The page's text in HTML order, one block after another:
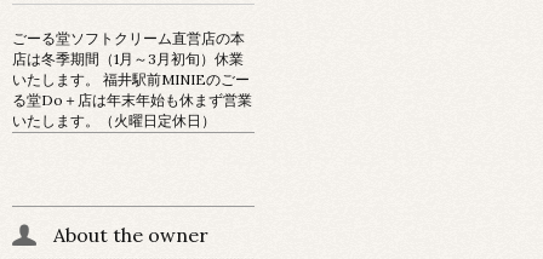
ごーる堂ソフトクリーム直営店の本
店は冬季期間（1月～3月初旬）休業
いたします。 福井駅前MINIEのごー
る堂Do＋店は年末年始も休まず営業
いたします。（火曜日定休日）
About the owner